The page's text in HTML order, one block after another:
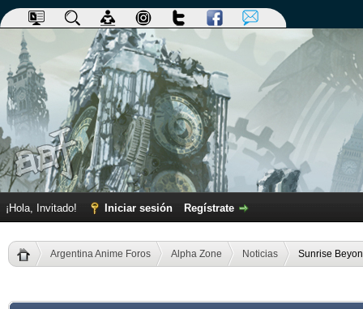
¡Hola, Invitado! Iniciar sesión Regístrate
Argentina Anime Foros Alpha Zone Noticias Sunrise